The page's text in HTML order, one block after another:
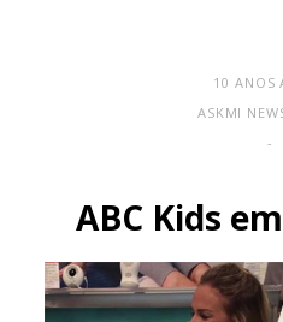
10 ANOS
ASKMI
-
ABC Kids